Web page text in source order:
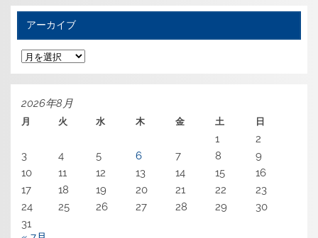
アーカイブ
ア
ー
カ
イ
2026年8月
月 火 水 木 金 土 日
1
2
3
4 5 6 7 8
9
10
11 12 13 14 15
16
17
18 19 20 21 22
23
24
25 26 27 28 29
30
31